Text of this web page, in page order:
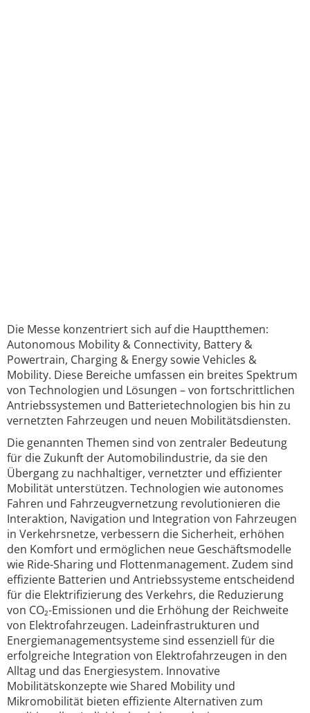
Die Messe konzentriert sich auf die Hauptthemen:
Autonomous Mobility & Connectivity, Battery &
Powertrain, Charging & Energy sowie Vehicles &
Mobility. Diese Bereiche umfassen ein breites Spektrum
von Technologien und Lösungen – von fortschrittlichen
Antriebssystemen und Batterietechnologien bis hin zu
vernetzten Fahrzeugen und neuen Mobilitätsdiensten.
Die genannten Themen sind von zentraler Bedeutung
für die Zukunft der Automobilindustrie, da sie den
Übergang zu nachhaltiger, vernetzter und effizienter
Mobilität unterstützen. Technologien wie autonomes
Fahren und Fahrzeugvernetzung revolutionieren die
Interaktion, Navigation und Integration von Fahrzeugen
in Verkehrsnetze, verbessern die Sicherheit, erhöhen
den Komfort und ermöglichen neue Geschäftsmodelle
wie Ride-Sharing und Flottenmanagement. Zudem sind
effiziente Batterien und Antriebssysteme entscheidend
für die Elektrifizierung des Verkehrs, die Reduzierung
von CO₂-Emissionen und die Erhöhung der Reichweite
von Elektrofahrzeugen. Ladeinfrastrukturen und
Energiemanagementsysteme sind essenziell für die
erfolgreiche Integration von Elektrofahrzeugen in den
Alltag und das Energiesystem. Innovative
Mobilitätskonzepte wie Shared Mobility und
Mikromobilität bieten effiziente Alternativen zum